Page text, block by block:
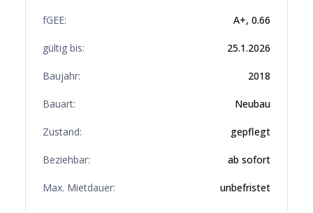
fGEE: A+, 0.66
gültig bis: 25.1.2026
Baujahr: 2018
Bauart: Neubau
Zustand: gepflegt
Beziehbar: ab sofort
Max. Mietdauer: unbefristet